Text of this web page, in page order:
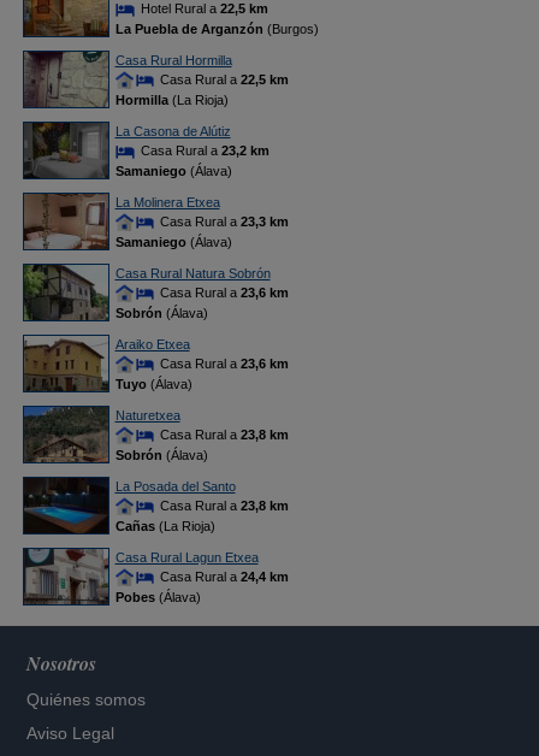
Hotel Rural a 22,5 km
La Puebla de Arganzón (Burgos)
Casa Rural Hormilla
Casa Rural a 22,5 km
Hormilla(La Rioja)
La Casona de Alútiz
Casa Rural a 23,2 km
Samaniego(Álava)
La Molinera Etxea
Casa Rural a 23,3 km
Samaniego(Álava)
Casa Rural Natura Sobrón
Casa Rural a 23,6 km
Sobrón (Álava)
Araiko Etxea
Casa Rural a 23,6 km
Tuyo(Álava)
Naturetxea
Casa Rural a 23,8 km
Sobrón (Álava)
La Posada del Santo
Casa Rural a 23,8 km
Cañas(La Rioja)
Casa Rural Lagun Etxea
Casa Rural a 24,4 km
Pobes(Álava)
Nosotros
Quiénes somos
Aviso Legal